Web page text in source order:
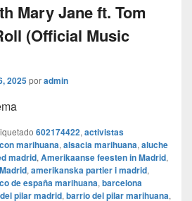
Mary Jane ft. Tom
(Official Music
2025poradmin
602174422, activistas
marihuana, alsacia marihuana, aluche
madrid, Amerikaanse feesten in Madrid,
, amerikanska partier i madrid,
de españa marihuana, barcelona
pilar madrid, barrio del pilar marihuana,